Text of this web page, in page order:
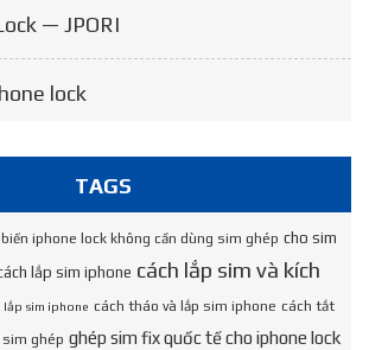
— JPORI
lock
TAGS
biến iphone lock không cần dùng sim ghép cho sim
lắp sim iphone cách lắp sim và kích
lắp sim iphone cách tháo và lắp sim iphone cách tắt
sim ghép ghép sim fix quốc tế cho iphone lock